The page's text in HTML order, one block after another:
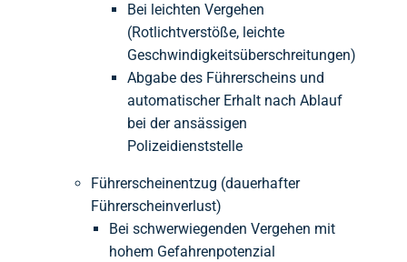
Bei leichten Vergehen
(Rotlichtverstöße, leichte
Geschwindigkeitsüberschreitungen)
Abgabe des Führerscheins und
automatischer Erhalt nach Ablauf
bei der ansässigen
Polizeidienststelle
Führerscheinentzug (dauerhafter
Führerscheinverlust)
Bei schwerwiegenden Vergehen mit
hohem Gefahrenpotenzial